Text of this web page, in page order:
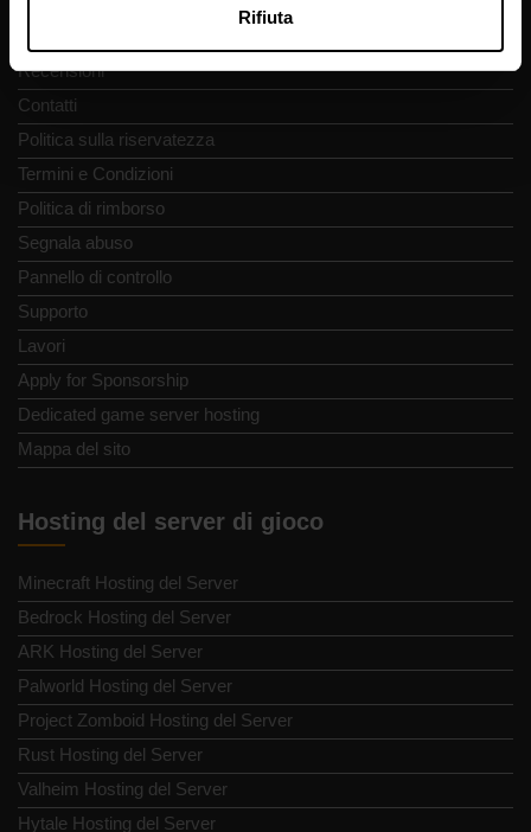
Rifiuta
Recensioni
Contatti
Politica sulla riservatezza
Termini e Condizioni
Politica di rimborso
Segnala abuso
Pannello di controllo
Supporto
Lavori
Apply for Sponsorship
Dedicated game server hosting
Mappa del sito
Hosting del server di gioco
Minecraft Hosting del Server
Bedrock Hosting del Server
ARK Hosting del Server
Palworld Hosting del Server
Project Zomboid Hosting del Server
Rust Hosting del Server
Valheim Hosting del Server
Hytale Hosting del Server